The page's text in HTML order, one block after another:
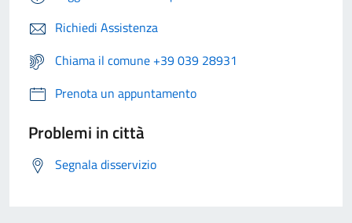
Richiedi Assistenza
Chiama il comune +39 039 28931
Prenota un appuntamento
Problemi in città
Segnala disservizio